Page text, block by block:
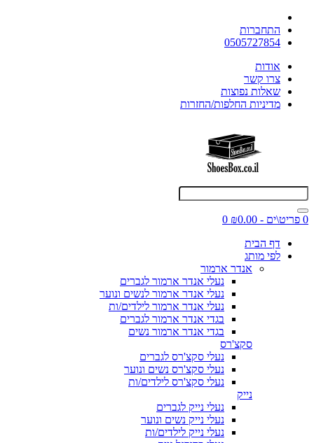
התחברות
0505727854
אודות
צרו קשר
שאלות נפוצות
מדיניות החלפות/החזרות
0 פריט\ים - ₪0.00
0
דף הבית
לפי מותג
אנדר ארמור
נעלי אנדר ארמור לגברים
נעלי אנדר ארמור לנשים ונוער
נעלי אנדר ארמור לילדים/ות
בגדי אנדר ארמור לגברים
בגדי אנדר ארמור נשים
סקצ'רס
נעלי סקצ'רס לגברים
נעלי סקצ'רס נשים ונוער
נעלי סקצ'רס לילדים/ות
נייק
נעלי נייק לגברים
נעלי נייק נשים ונוער
נעלי נייק לילדים/ות